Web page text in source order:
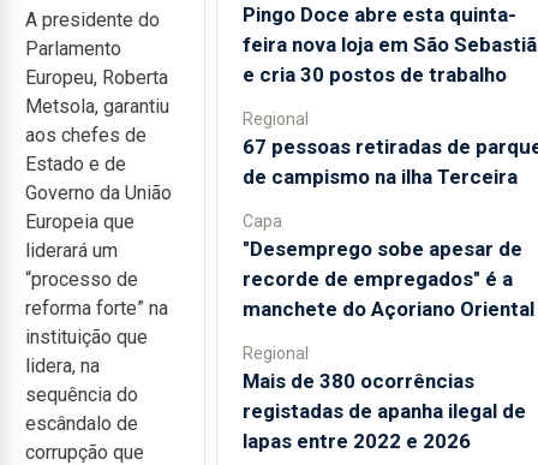
A presidente do
Parlamento
Europeu, Roberta
Metsola, garantiu
aos chefes de
Estado e de
Governo da União
Europeia que
liderará um
“processo de
reforma forte” na
instituição que
lidera, na
sequência do
escândalo de
corrupção que
Pingo Doce abre esta quinta-
feira nova loja em São
e cria 30 postos de trabalho
Regional
67 pessoas retiradas de
de campismo na ilha Terceira
Capa
"Desemprego sobe apesar de
recorde de empregados" é a
manchete do Açoriano Oriental
Regional
Mais de 380 ocorrências
registadas de apanha ilegal de
lapas entre 2022 e 2026